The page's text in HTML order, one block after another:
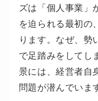
ズは「個人事業」
を迫られる最初の
ります。なぜ、勢
で足踏みをしてし
景には、経営者自
問題が潜んでいま